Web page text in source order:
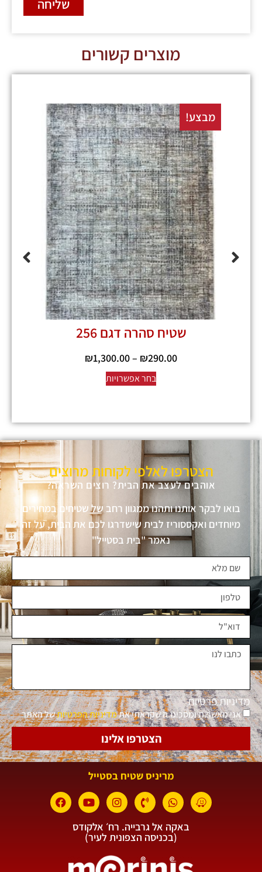
שליחה
מוצרים קשורים
מבצע!
שטיח סהרה דגם 256
₪290.00
–
₪1,300.00
בחר אפשרויות
הצטרפו לאלפי לקוחות מרוצים
אוהבים לעצב את הבית? רוצים השראה?
בואו לבקר אותנו ותהנו ממגוון רחב של שטיחים במחירים
מיוחדים ואקססוריז לבית שישדרגו לכם את הבית, על זה
נאמר "בית בסטייל"
מדיניות פרטיות
אני מאשר.ת ומסכימ.ה שקראתי אתמדיניות הפרטיותשל האתר
הצטרפו אלינו
מריניס שטיח בסטייל
באקה אל גרבייה. רח׳ אלקודס
(בכניסה הצפונית לעיר)